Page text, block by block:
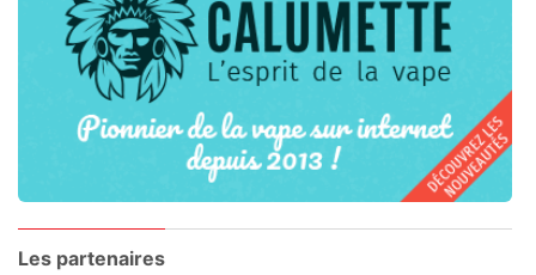
Les partenaires